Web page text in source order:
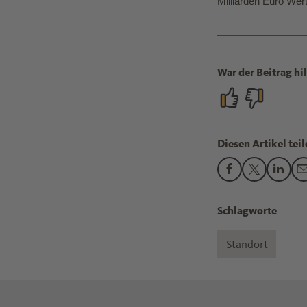
War der Beitrag
Diesen Artikel
Den Beitrag
Den Den
Schlagworte
Standort